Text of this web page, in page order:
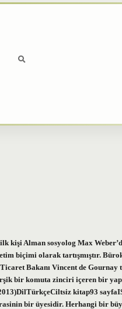
Alman sosyolog Max
biçimi olarak tartışmıştır.
Bakanı Vincent de Gournay
bir komuta zinciri içeren bir
kitap93
bir üyesidir. Herhangi bir